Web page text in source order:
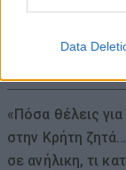
Data
χρηματοδότηση
Δημοτικό Κτίριο
«Πόσα θέλεις
στην Κρήτη
σε ανήλικη, τι